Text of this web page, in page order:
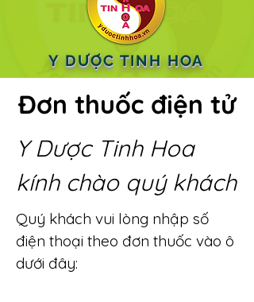
Y DƯỢC TINH HOA
Đơn thuốc điện tử
Y Dược Tinh Hoa
kính chào quý khách
Quý khách vui lòng nhập số
điện thoại theo đơn thuốc vào ô
dưới đây: